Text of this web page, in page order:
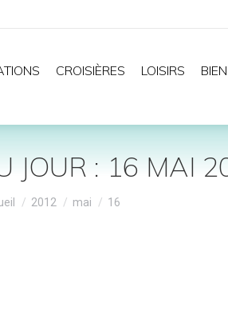
CROISIÈRES LOISIRS
JOUR :16 MAI
êtes ici :
2012 mai 16